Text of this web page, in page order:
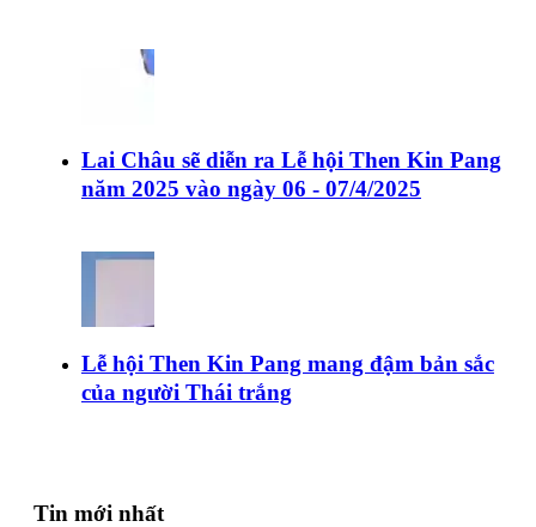
Lai Châu sẽ diễn ra Lễ hội Then Kin Pang
năm 2025 vào ngày 06 - 07/4/2025
Lễ hội Then Kin Pang mang đậm bản sắc
của người Thái trắng
Tin mới nhất